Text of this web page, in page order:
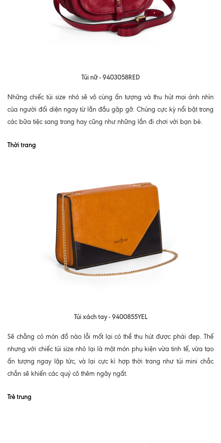
Túi nữ - 9403058RED
Những chiếc túi size nhỏ sẽ vô cùng ấn tượng và thu hút mọi ánh nhìn
của người đối diện ngay từ lần đầu gặp gỡ. Chúng cực kỳ nổi bặt trong
các bữa tiệc sang trong hay cũng như những lần đi chơi với bạn bè.
Thời trang
Túi xách tay - 9400855YEL
Sẽ chẳng có món đồ nào lỗi mốt lại có thể thu hút được phái đẹp. Thế
nhưng với chiếc túi size nhỏ lại là một món phụ kiện vừa tinh tế, vừa tạo
ấn tượng ngay lập tức, và lại cực kì hợp thời trang như túi mini chắc
chắn sẽ khiến các quý cô thêm ngây ngất.
Trẻ trung